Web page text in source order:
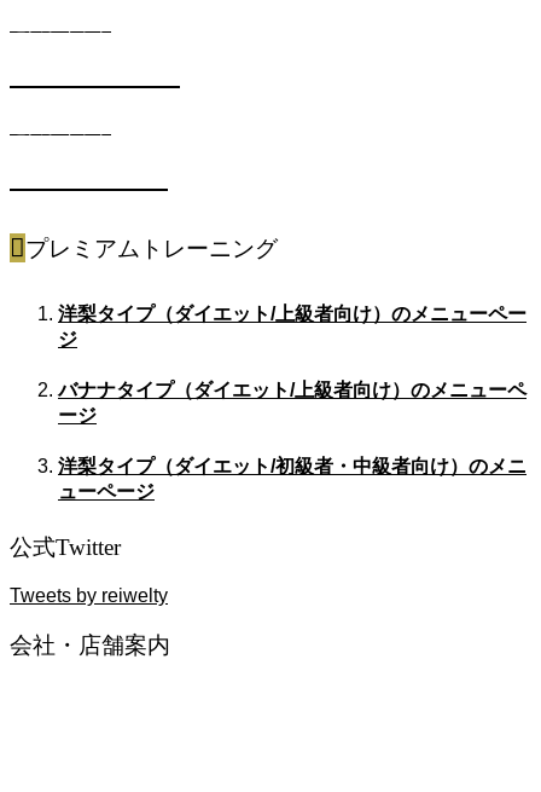
プレミアムトレーニング
洋梨タイプ（ダイエット/上級者向け）のメニューペー
ジ
バナナタイプ（ダイエット/上級者向け）のメニューペ
ージ
洋梨タイプ（ダイエット/初級者・中級者向け）のメニ
ューページ
公式Twitter
Tweets by reiwelty
会社・店舗案内